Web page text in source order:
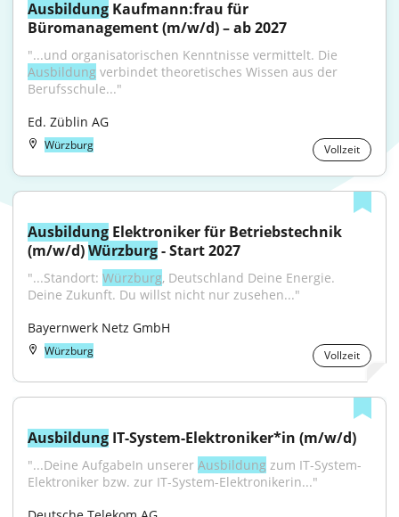
Ausbildung Kaufmann:frau für
Büromanagement (m/w/d) – ab 2027
Ausbildung verbindet theoretisches Wissen aus der
Berufsschule..."
Ed. Züblin AG
Würzburg Vollzeit
Ausbildung Elektroniker für Betriebstechnik
(m/w/d) Würzburg - Start 2027
"...Standort: Würzburg, Deutschland Deine Energie.
Deine Zukunft. Du willst nicht nur zusehen..."
Bayernwerk Netz GmbH
Würzburg Vollzeit
Ausbildung IT-System-Elektroniker*in (m/w/d)
"...Deine AufgabeIn unserer Ausbildung zum IT-System-
Elektroniker bzw. zur IT-System-Elektronikerin..."